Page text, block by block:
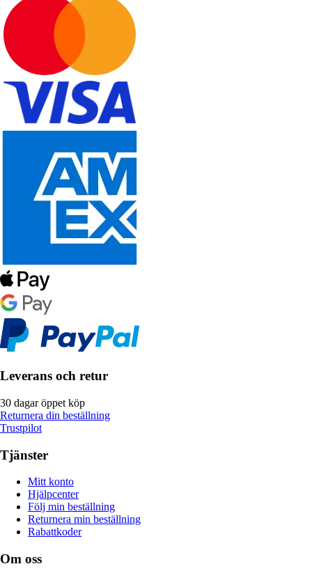
Leverans och retur
30 dagar öppet köp
Returnera din beställning
Trustpilot
Tjänster
Mitt konto
Hjälpcenter
Följ min beställning
Returnera min beställning
Rabattkoder
Om oss